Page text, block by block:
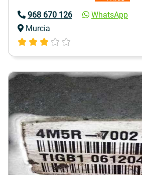
968 670 126
WhatsApp
Murcia